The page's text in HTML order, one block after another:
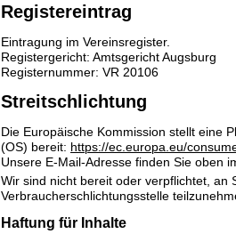
Registereintrag
Eintragung im Vereinsregister.
Registergericht: Amtsgericht Augsburg
Registernummer: VR 20106
Streitschlichtung
Die Europäische Kommission stellt eine
(OS) bereit: https://ec.europa.eu/
Unsere E-Mail-Adresse finden Sie oben
Wir sind nicht bereit oder verpflichtet, an
Verbraucherschlichtungsstelle
Haftung für Inhalte